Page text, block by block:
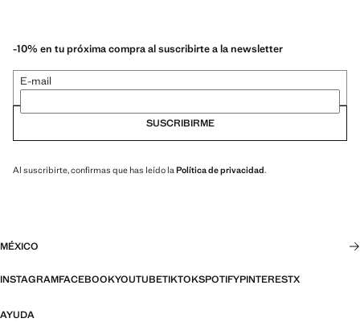
-10% en tu próxima compra al suscribirte a la newsletter
E-mail
SUSCRIBIRME
Al suscribirte, confirmas que has leído laPolítica de privacidad.
MÉXICO
INSTAGRAMFACEBOOKYOUTUBETIKTOKSPOTIFYPINTERESTX
AYUDA